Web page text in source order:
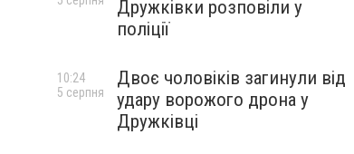
Дружківки розповіли у
поліції
Двоє чоловіків загинули від
удару ворожого дрона у
Дружківці
10:24
5 серпня